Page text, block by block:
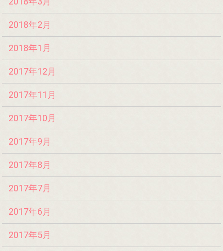
2018年2月
2018年1月
2017年12月
2017年11月
2017年10月
2017年9月
2017年8月
2017年7月
2017年6月
2017年5月